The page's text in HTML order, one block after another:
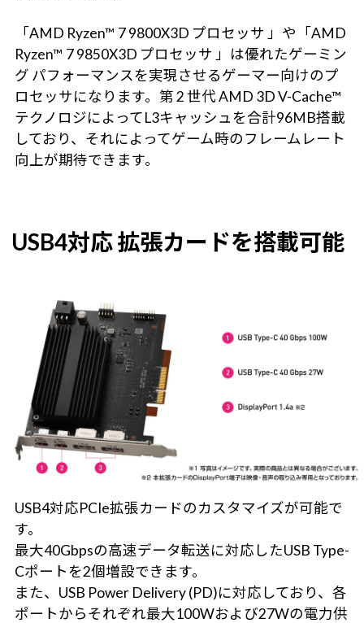
「AMD Ryzen™ 7 9800X3D プロセッサ 」や「AMD
Ryzen™ 7 9850X3D プロセッサ 」は優れたゲーミン
グ パフォーマンスを実現させるゲーマー向けのプ
ロセッサになります。第 2 世代 AMD 3D V-Cache™
テクノロジによってL3キャッシュを合計96MB搭載
しており、それによってゲーム時のフレームレート
向上が期待できます。
USB4対応 拡張カードを搭載可能
USB4対応PCIe拡張カードのカスタマイズが可能で
す。
最大40Gbpsの高速データ転送に対応したUSB Type-
Cポートを2個増設できます。
また、USB Power Delivery (PD)に対応しており、各
ポートからそれぞれ最大100Wおよび27Wの電力供